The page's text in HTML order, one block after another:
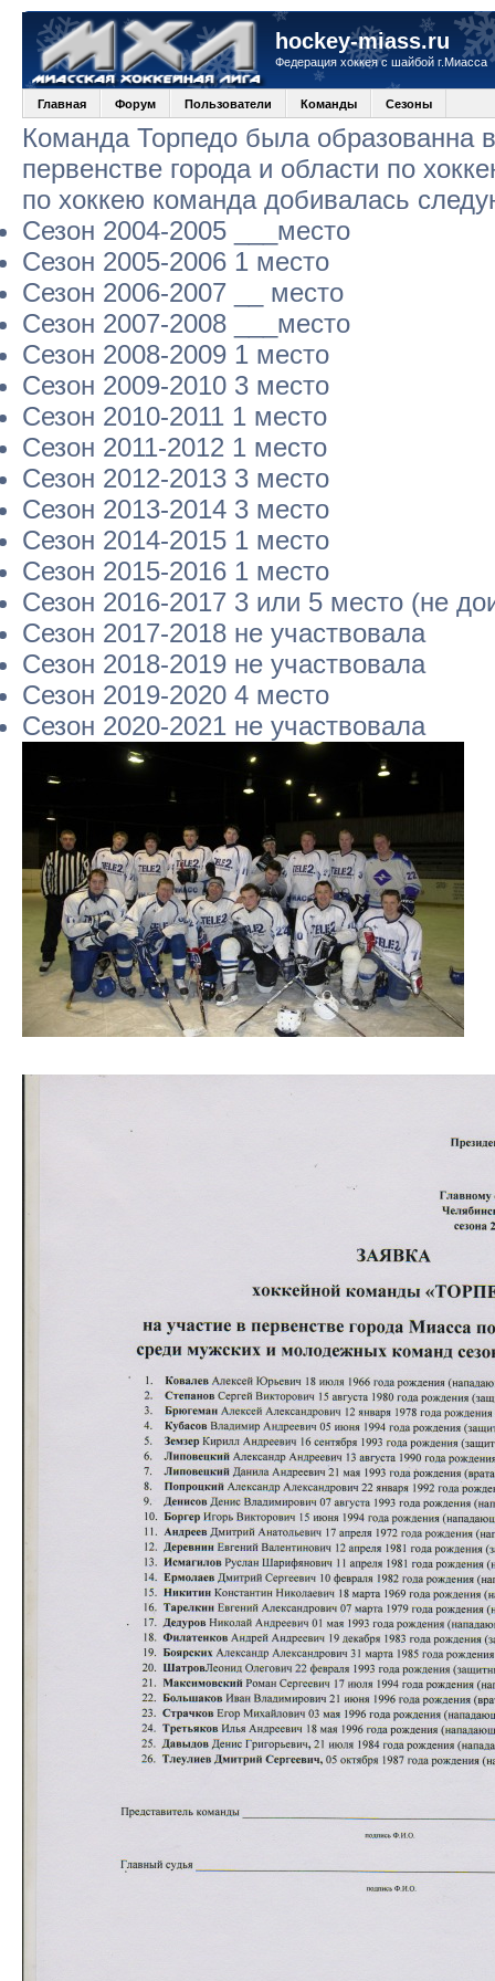
hockey-miass.ru
Федерация хоккея с шайбой г.Миасса
Главная Форум Пользователи Команды Сезоны
Команда Торпедо была образованна
первенстве города и области по
по хоккею команда добивалась
Сезон 2004-2005 ___место
Сезон 2005-2006 1 место
Сезон 2006-2007 __ место
Сезон 2007-2008 ___место
Сезон 2008-2009 1 место
Сезон 2009-2010 3 место
Сезон 2010-2011 1 место
Сезон 2011-2012 1 место
Сезон 2012-2013 3 место
Сезон 2013-2014 3 место
Сезон 2014-2015 1 место
Сезон 2015-2016 1 место
Сезон 2016-2017 3 или 5 место (не
Сезон 2017-2018 не участвовала
Сезон 2018-2019 не участвовала
Сезон 2019-2020 4 место
Сезон 2020-2021 не участвовала